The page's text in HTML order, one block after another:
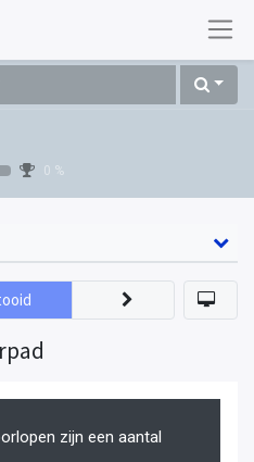
0 %
zijn een aantal